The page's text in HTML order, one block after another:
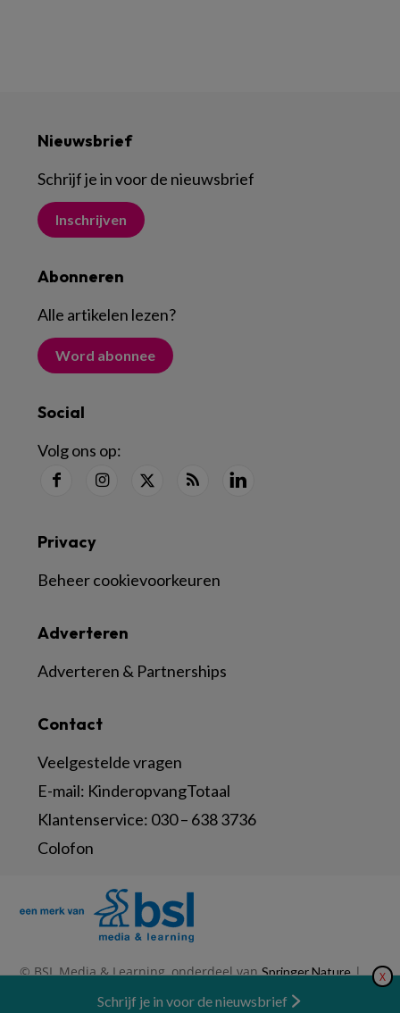
Nieuwsbrief
Schrijf je in voor de nieuwsbrief
Inschrijven
Abonneren
Alle artikelen lezen?
Word abonnee
Social
Volg ons op:
Contact
Veelgestelde vragen
E-mail: KinderopvangTotaal
Klantenservice: 030 – 638 3736
Colofon
Adverteren
Adverteren & Partnerships
Privacy
Beheer cookievoorkeuren
© BSL Media & Learning, onderdeel vanSpringer Nature| X
Schrijf je in voor de nieuwsbrief
Nieuwsbrief Abonneren